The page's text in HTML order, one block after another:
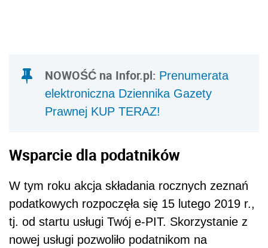
NOWOŚĆ na Infor.pl: Prenumerata
elektroniczna Dziennika Gazety
Prawnej KUP TERAZ!
Wsparcie dla podatników
W tym roku akcja składania rocznych zeznań
podatkowych rozpoczęła się 15 lutego 2019 r.,
tj. od startu usługi Twój e-PIT. Skorzystanie z
nowej usługi pozwoliło podatnikom na